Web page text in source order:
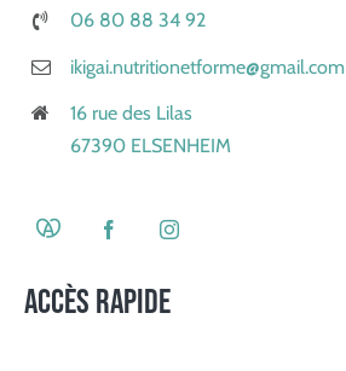
06 80 88 34 92
ikigai.nutritionetforme@gmail.com
16 rue des Lilas
67390 ELSENHEIM
ACCÈS RAPIDE